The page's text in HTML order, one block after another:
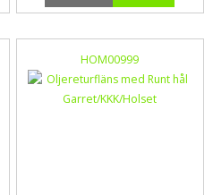
HOM00999